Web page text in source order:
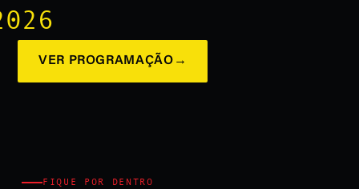
VER PROGRAMAÇÃO →
FIQUE POR DENTRO